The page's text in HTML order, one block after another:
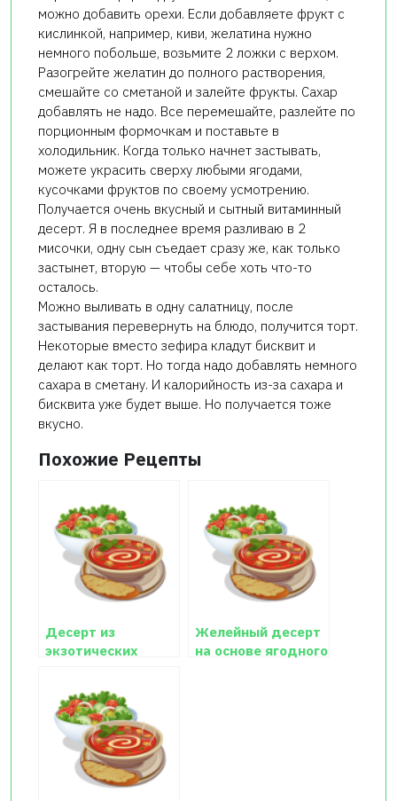
можно добавить орехи. Если добавляете фрукт с
кислинкой, например, киви, желатина нужно
немного побольше, возьмите 2 ложки с верхом.
Разогрейте желатин до полного растворения,
смешайте со сметаной и залейте фрукты. Сахар
добавлять не надо. Все перемешайте, разлейте по
порционным формочкам и поставьте в
холодильник. Когда только начнет застывать,
можете украсить сверху любыми ягодами,
кусочками фруктов по своему усмотрению.
Получается очень вкусный и сытный витаминный
десерт. Я в последнее время разливаю в 2
мисочки, одну сын съедает сразу же, как только
застынет, вторую — чтобы себе хоть что-то
осталось.
Можно выливать в одну салатницу, после
застывания перевернуть на блюдо, получится торт.
Некоторые вместо зефира кладут бисквит и
делают как торт. Но тогда надо добавлять немного
сахара в сметану. И калорийность из-за сахара и
бисквита уже будет выше. Но получается тоже
вкусно.
Похожие Рецепты
Десерт из
экзотических
Желейный десерт
на основе ягодного